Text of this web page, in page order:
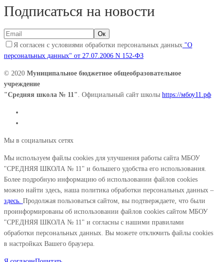
Подписаться на новости
Я согласен с условиями обработки персональных данных "О
персональных данных" от 27.07.2006 N 152-ФЗ
© 2020 Муниципальное бюджетное общеобразовательное
учреждение
"Средняя школа № 11" . Официальный сайт школы https://мбоу11.рф
Мы в социальных сетях
Мы используем файлы cookies для улучшения работы сайта МБОУ
"СРЕДНЯЯ ШКОЛА № 11" и большего удобства его использования.
Более подробную информацию об использовании файлов cookies
можно найти здесь, наша политика обработки персональных данных –
здесь. Продолжая пользоваться сайтом, вы подтверждаете, что были
проинформированы об использовании файлов cookies сайтом МБОУ
"СРЕДНЯЯ ШКОЛА № 11" и согласны с нашими правилами
обработки персональных данных. Вы можете отключить файлы cookies
в настройках Вашего браузера.